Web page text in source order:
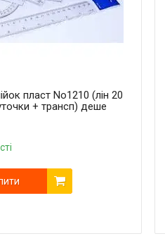
пласт No1210 (лін 20
+ трансп) деше